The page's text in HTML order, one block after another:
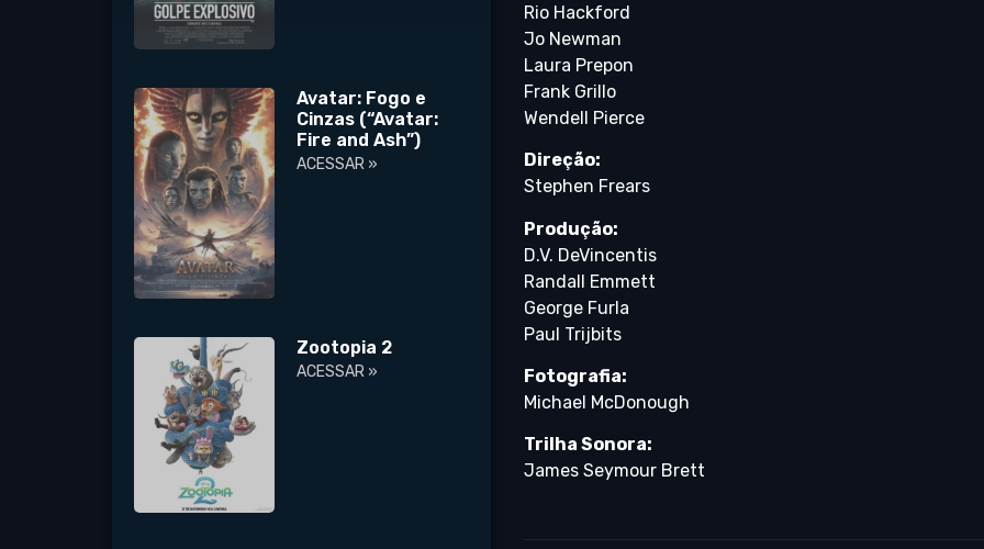
Avatar: Fogo e
Cinzas (“Avatar:
Fire and Ash”)
ACESSAR »
Zootopia 2
ACESSAR »
Rio Hackford
Jo Newman
Laura Prepon
Frank Grillo
Wendell Pierce
Direção:
Stephen Frears
Produção:
D.V. DeVincentis
Randall Emmett
George Furla
Paul Trijbits
Fotografia:
Michael McDonough
Trilha Sonora:
James Seymour Brett